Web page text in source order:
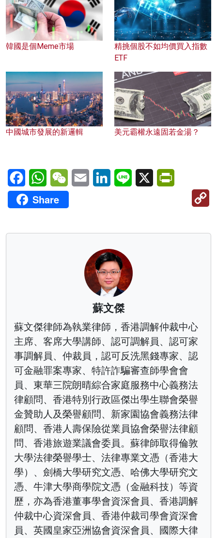
韓國是個Meme市場
精挑個股不如均價買入指數
ETF
中國城市發展的新邏輯 美元霸權永遠固若金湯？
FacebookWhatsAppWeChatEmail LinkedInLine X
Share
蘇文傑
蘇文傑律師為執業律師，香港調解仲裁中心
主席、客席大學講師、認可調解員、認可家
事調解員、仲裁員，認可反洗黑錢專家、認
可金融罪案專家、特許詐騙審查師學會會
員、東華三院朗晴綜合家庭服務中心義務法
律顧問、香港特別行政區傑出學生聯會榮譽
金贊助人及榮譽顧問、新家園協會義務法律
顧問、香港人壽保險從業員協會榮譽法律顧
問、香港旅遊業議會委員。蘇律師取得倫敦
大學法律榮譽學士、法律專業文憑（香港大
學）、劍橋大學研究文憑、哈佛大學研究文
憑、牛津大學商學院文憑（金融科技）等資
歷，亦為香港董事學會資深會員、香港調解
仲裁中心資深會員、香港仲裁司學會資深會
員、英國皇家亞洲協會資深會員、國際大律